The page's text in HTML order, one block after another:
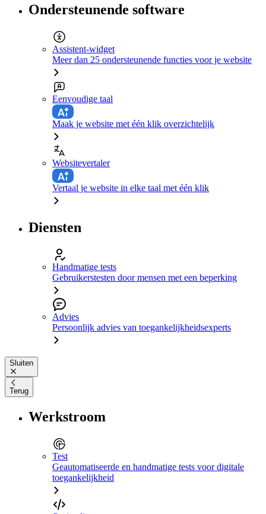
Ondersteunende software
Assistent-widget
Meer dan 25 ondersteunende functies voor je website
Eenvoudige taal
Maak je website met één klik overzichtelijk
Websitevertaler
Vertaal je website in elke taal met één klik
Diensten
Handmatige tests
Gebruikerstesten door mensen met een beperking
Advies
Persoonlijk advies van toegankelijkheidsexperts
Sluiten
Terug
Werkstroom
Test
Geautomatiseerde en handmatige tests voor digitale
toegankelijkheid